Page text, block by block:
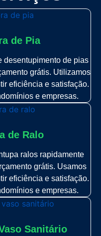
de Pia
desentupimento de pias
grátis. Utilizamos
eficiência e satisfação.
e empresas.
de Ralo
ralos rapidamente
grátis. Usamos
eficiência e satisfação.
e empresas.
Sanitário